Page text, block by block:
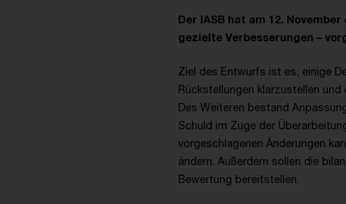
Der IASB hat am 12.
gezielte Verbesserungen –
Ziel des Entwurfs ist es, einige
Rückstellungen klarzustellen
Des Weiteren bestand
Schuld im Zuge der
vorgeschlagenen Änderungen
ändern. Außerdem sollen die
Bewertung bereitstellen.